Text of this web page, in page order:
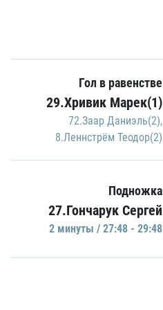
Гол в равенстве
29.Хривик Марек(1)
72.Заар Даниэль(2),
8.Леннстрём Теодор(2)
Подножка
27.Гончарук Сергей
2 минуты / 27:48 - 29:48